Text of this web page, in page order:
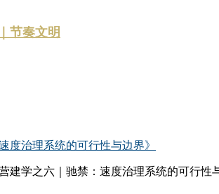
节奏文明
度治理系统的可行性与边界》